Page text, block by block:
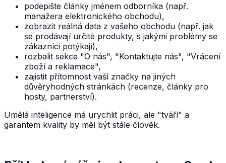
podepište články jménem odborníka (např.
manažera elektronického obchodu),
zobrazit reálná data z vašeho obchodu (např. jak
se prodávají určité produkty, s jakými problémy se
zákazníci potýkají),
rozbalit sekce "O nás", "Kontaktujte nás", "Vrácení
zboží a reklamace",
zajistit přítomnost vaší značky na jiných
důvěryhodných stránkách (recenze, články pro
hosty, partnerství).
Umělá inteligence má urychlit práci, ale "tváří" a
garantem kvality by měl být stále člověk.